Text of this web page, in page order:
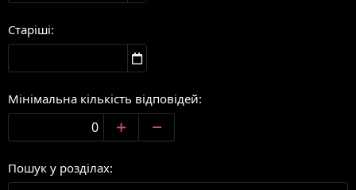
Старіші
Мінімальна кількість відповідей
Пошук у розділах